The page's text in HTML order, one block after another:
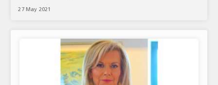
ΕΥΡΩΠΑΪΚΕΣ ΑΠΟΦΑΣΕΙΣ
27 May 2021